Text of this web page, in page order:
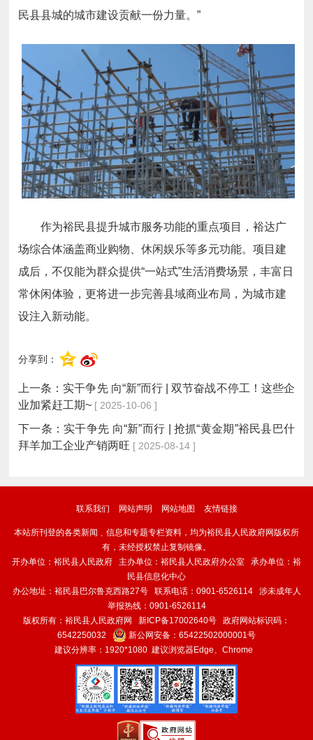
民县县城的城市建设贡献一份力量。”
作为裕民县提升城市服务功能的重点项目，裕达广
场综合体涵盖商业购物、休闲娱乐等多元功能。项目建
成后，不仅能为群众提供“一站式”生活消费场景，丰富日
常休闲体验，更将进一步完善县域商业布局，为城市建
设注入新动能。
分享到：
上一条： 实干争先 向“新”而行 | 双节奋战不停工！这些企
业加紧赶工期~ [ 2025-10-06 ]
下一条： 实干争先 向“新”而行 | 抢抓“黄金期”裕民县巴什
拜羊加工企业产销两旺 [ 2025-08-14 ]
联系我们 网站声明 网站地图 友情链接
本站所刊登的各类新闻﹑信息和专题专栏资料，均为裕民县人民政府网版权所
有，未经授权禁止复制镜像。
开办单位：裕民县人民政府 主办单位：裕民县人民政府办公室 承办单位：裕
民县信息化中心
办公地址：裕民县巴尔鲁克西路27号 联系电话：0901-6526114 涉未成年人
举报热线：0901-6526114
版权所有：裕民县人民政府网 新ICP备17002640号 政府网站标识码：
6542250032
新公网安备： 65422502000001号
建议分辨率：1920*1080 建议浏览器Edge、Chrome